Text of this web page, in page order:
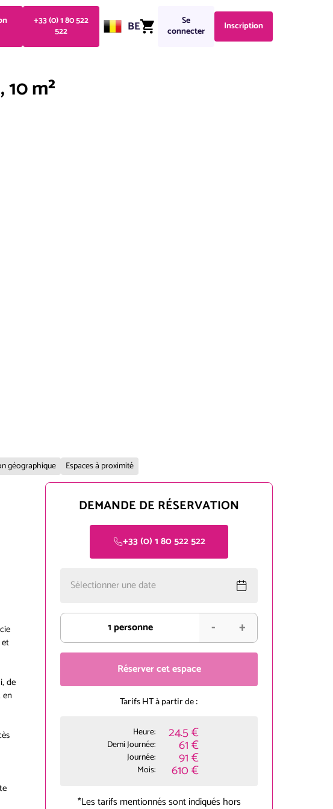
+33 (0) 1 80 522
522 BE Se
connecter Inscription
m²
géographique Espaces à proximité
de
DEMANDE DE RÉSERVATION
+33 (0) 1 80 522 522
Sélectionner une date
1 personne - +
Réserver cet espace
Tarifs HT à partir de :
Heure: 24.5 €
Demi Journée: 61 €
Journée: 91 €
Mois: 610 €
*Les tarifs mentionnés sont indiqués hors